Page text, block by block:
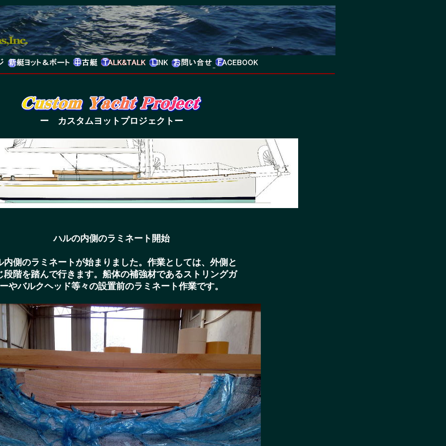
ー カスタムヨットプロジェクトー
ハルの内側のラミネート開始
内側のラミネートが始まりました。作業としては、外側と
段階を踏んで行きます。船体の補強材であるストリングガ
ーやバルクヘッド等々の設置前のラミネート作業です。